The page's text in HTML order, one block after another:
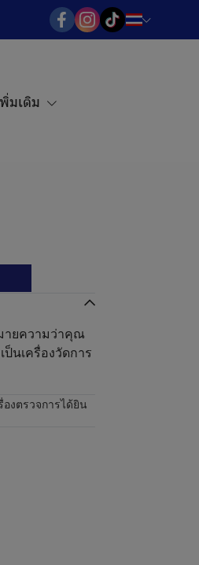
มเติม
ายความว่าคุณ
นเครื่องวัดการ
องตรวจการได้ยิน